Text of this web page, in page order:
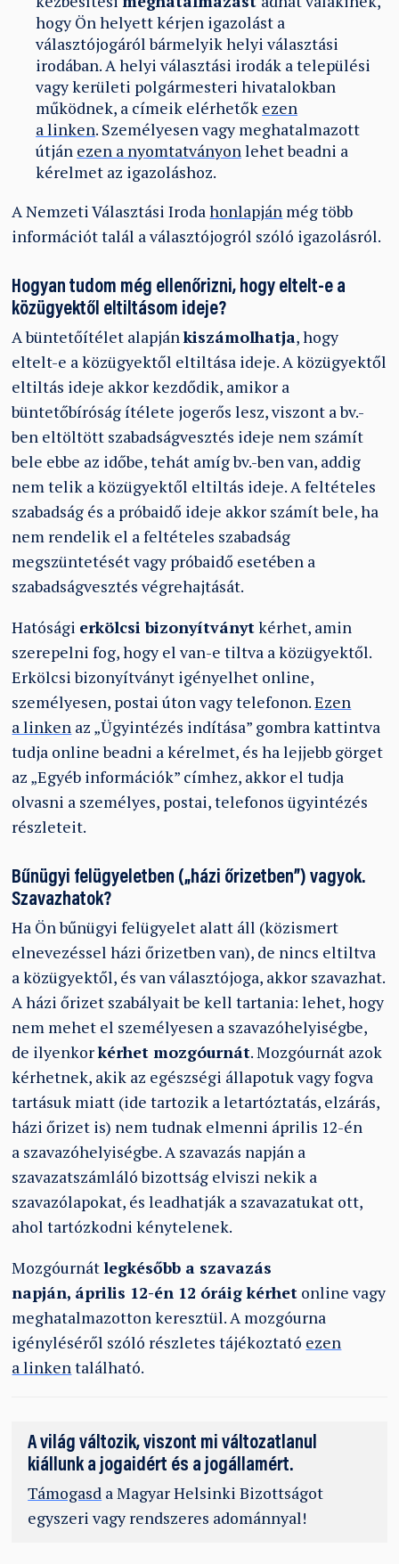
hogy Ön helyett kérjen igazolást a
választójogáról bármelyik helyi választási
irodában. A helyi választási irodák a települési
vagy kerületi polgármesteri hivatalokban
működnek, a címeik elérhetők ezen
a linken. Személyesen vagy meghatalmazott
útján ezen a nyomtatványonlehet beadni a
kérelmet az igazoláshoz.
A Nemzeti Választási Irodahonlapján még több
információt talál a választójogról szóló igazolásról.
Hogyan tudom még ellenőrizni, hogy eltelt-e a
közügyektől eltiltásom ideje?
A büntetőítélet alapjánkiszámolhatja, hogy
eltelt-e a közügyektől eltiltása ideje. A közügyektől
eltiltás ideje akkor kezdődik, amikor a
büntetőbíróság ítélete jogerős lesz, viszont a bv.-
ben eltöltött szabadságvesztés ideje nem számít
bele ebbe az időbe, tehát amíg bv.-ben van, addig
nem telik a közügyektől eltiltás ideje. A feltételes
szabadság és a próbaidő ideje akkor számít bele, ha
nem rendelik el a feltételes szabadság
megszüntetését vagy próbaidő esetében a
szabadságvesztés végrehajtását.
Hatósági erkölcsi bizonyítványtkérhet, amin
szerepelni fog, hogy el van-e tiltva a közügyektől.
Erkölcsi bizonyítványt igényelhet online,
személyesen, postai úton vagy telefonon.Ezen
a linken az „Ügyintézés indítása” gombra kattintva
tudja online beadni a kérelmet, és ha lejjebb görget
az „Egyéb információk” címhez, akkor el tudja
olvasni a személyes, postai, telefonos ügyintézés
részleteit.
Bűnügyi felügyeletben („házi őrizetben”) vagyok.
Szavazhatok?
Ha Ön bűnügyi felügyelet alatt áll (közismert
elnevezéssel házi őrizetben van), de nincs eltiltva
a közügyektől, és van választójoga, akkor szavazhat.
A házi őrizet szabályait be kell tartania: lehet, hogy
nem mehet el személyesen a szavazóhelyiségbe,
de ilyenkorkérhet mozgóurnát. Mozgóurnát azok
kérhetnek, akik az egészségi állapotuk vagy fogva
tartásuk miatt (ide tartozik a letartóztatás, elzárás,
házi őrizet is) nem tudnak elmenni április 12-én
a szavazóhelyiségbe. A szavazás napján a
szavazatszámláló bizottság elviszi nekik a
szavazólapokat, és leadhatják a szavazatukat ott,
ahol tartózkodni kénytelenek.
Mozgóurnátlegkésőbb a szavazás
napján, április 12-én 12 óráig kérhet online vagy
meghatalmazotton keresztül. A mozgóurna
igényléséről szóló részletes tájékoztató ezen
a linkentalálható.
A világ változik, viszont mi változatlanul
kiállunk a jogaidért és a jogállamért.
Támogasd a Magyar Helsinki Bizottságot
egyszeri vagy rendszeres adománnyal!